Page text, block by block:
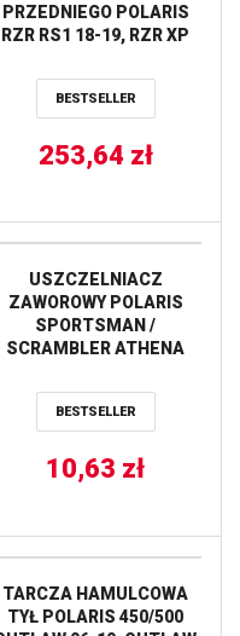
PRZEDNIEGO POLARIS
RZR RS1 18-19, RZR XP
TURBO S4 19 ALL BALLS
BESTSELLER
253,64 zł
USZCZELNIACZ
ZAWOROWY POLARIS
SPORTSMAN /
SCRAMBLER ATHENA
BESTSELLER
10,63 zł
TARCZA HAMULCOWA
TYŁ POLARIS 450/500